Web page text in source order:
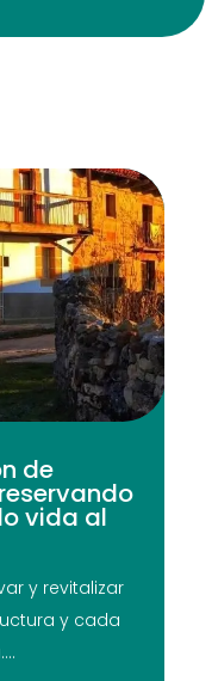
de
vida al
y revitalizar
y cada